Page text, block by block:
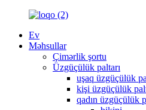
Ev
Məhsullar
Çimərlik şortu
Üzgüçülük paltarı
uşaq üzgüçülük
kişi üzgüçülük
qadın üzgüçülük